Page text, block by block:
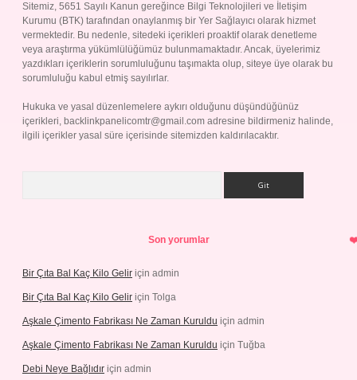
Sitemiz, 5651 Sayılı Kanun gereğince Bilgi Teknolojileri ve İletişim
Kurumu (BTK) tarafından onaylanmış bir Yer Sağlayıcı olarak hizmet
vermektedir. Bu nedenle, sitedeki içerikleri proaktif olarak denetleme
veya araştırma yükümlülüğümüz bulunmamaktadır. Ancak, üyelerimiz
yazdıkları içeriklerin sorumluluğunu taşımakta olup, siteye üye olarak bu
sorumluluğu kabul etmiş sayılırlar.
Hukuka ve yasal düzenlemelere aykırı olduğunu düşündüğünüz
içerikleri, backlinkpanelicomtr@gmail.com adresine bildirmeniz halinde,
ilgili içerikler yasal süre içerisinde sitemizden kaldırılacaktır.
Son yorumlar
Bir Çıta Bal Kaç Kilo Gelir için admin
Bir Çıta Bal Kaç Kilo Gelir için Tolga
Aşkale Çimento Fabrikası Ne Zaman Kuruldu için admin
Aşkale Çimento Fabrikası Ne Zaman Kuruldu için Tuğba
Debi Neye Bağlıdır için admin